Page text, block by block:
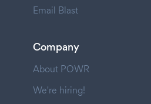
Email Blast
Company
About POWR
We're hiring!